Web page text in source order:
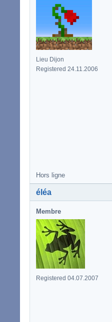
Lieu Dijon
Registered 24.11.2006
Hors ligne
éléa
Membre
Registered 04.07.2007